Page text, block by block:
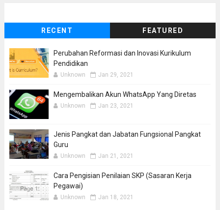
RECENT FEATURED
Perubahan Reformasi dan Inovasi Kurikulum
Pendidikan
Unknown Jan 29, 2021
Mengembalikan Akun WhatsApp Yang Diretas
Unknown Jan 23, 2021
Jenis Pangkat dan Jabatan Fungsional Pangkat
Guru
Unknown Jan 21, 2021
Cara Pengisian Penilaian SKP (Sasaran Kerja
Pegawai)
Unknown Jan 18, 2021